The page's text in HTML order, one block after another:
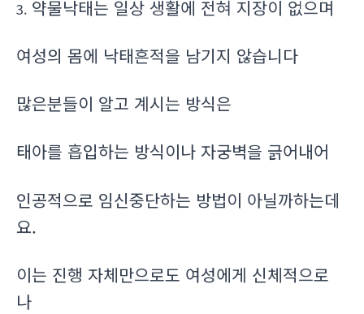
3. 약물낙태는 일상 생활에 전혀 지장이 없으며
여성의 몸에 낙태흔적을 남기지 않습니다
많은분들이 알고 계시는 방식은
태아를 흡입하는 방식이나 자궁벽을 긁어내어
인공적으로 임신중단하는 방법이 아닐까하는데
요.
이는 진행 자체만으로도 여성에게 신체적으로
나